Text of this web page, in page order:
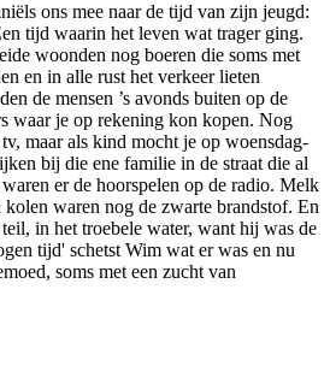
ons mee naar de tijd van zijn jeugd:
tijd waarin het leven wat trager ging.
woonden nog boeren die soms met
en in alle rust het verkeer lieten
de mensen ’s avonds buiten op de
waar je op rekening kon kopen. Nog
maar als kind mocht je op woensdag-
bij die ene familie in de straat die al
er de hoorspelen op de radio. Melk
waren nog de zwarte brandstof. En
in het troebele water, want hij was de
tijd' schetst Wim wat er was en nu
soms met een zucht van